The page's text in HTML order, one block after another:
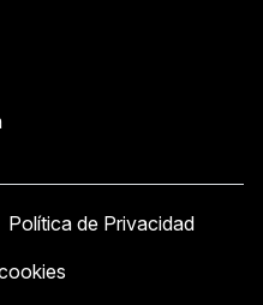
Política de Privacidad